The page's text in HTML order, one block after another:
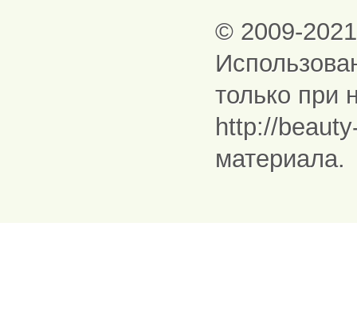
© 2009-
только при
http://
материала.